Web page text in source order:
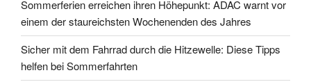
Sommerferien erreichen ihren Höhepunkt: ADAC warnt vor
einem der staureichsten Wochenenden des Jahres
Sicher mit dem Fahrrad durch die Hitzewelle: Diese Tipps
helfen bei Sommerfahrten